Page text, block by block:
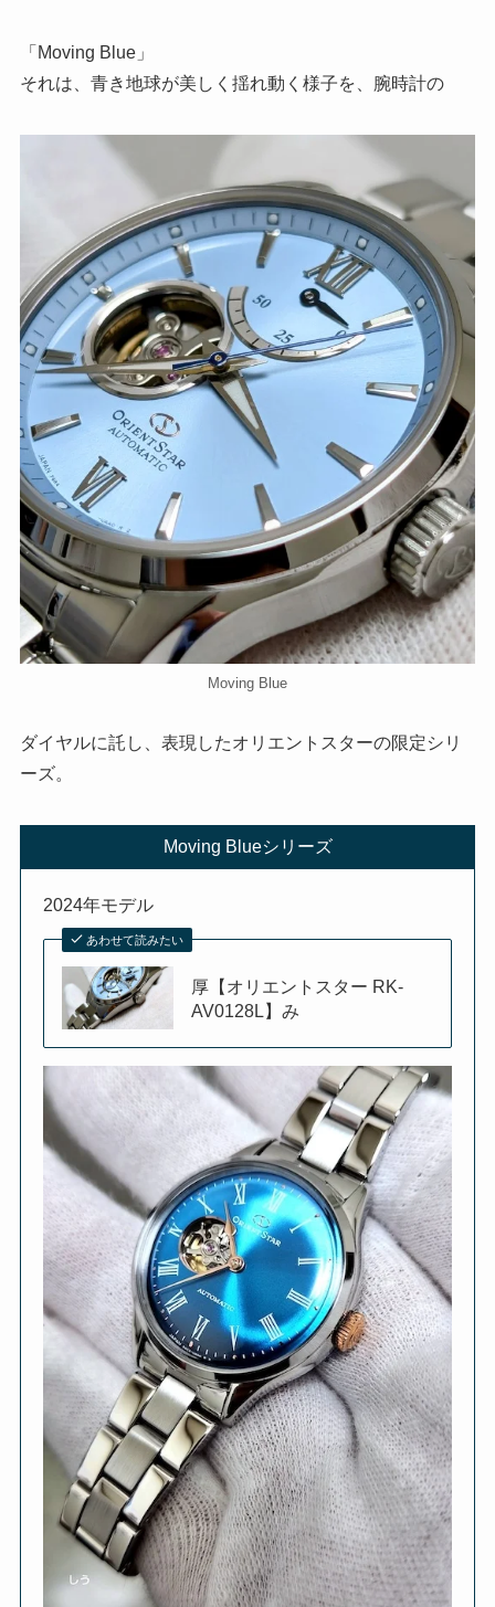
「Moving Blue」
それは、青き地球が美しく揺れ動く様子を、腕時計の
Moving Blue
ダイヤルに託し、表現したオリエントスターの限定シリ
ーズ。
Moving Blueシリーズ
2024年モデル
あわせて読みたい
厚【オリエントスター RK-
AV0128L】み